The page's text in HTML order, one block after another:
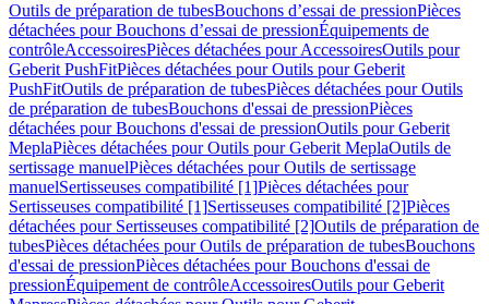
Outils de préparation de tubesBouchons d’essai de pressionPièces
détachées pour Bouchons d’essai de pressionÉquipements de
contrôleAccessoiresPièces détachées pour AccessoiresOutils pour
Geberit PushFitPièces détachées pour Outils pour Geberit
PushFitOutils de préparation de tubesPièces détachées pour Outils
de préparation de tubesBouchons d'essai de pressionPièces
détachées pour Bouchons d'essai de pressionOutils pour Geberit
MeplaPièces détachées pour Outils pour Geberit MeplaOutils de
sertissage manuelPièces détachées pour Outils de sertissage
manuelSertisseuses compatibilité [1]Pièces détachées pour
Sertisseuses compatibilité [1]Sertisseuses compatibilité [2]Pièces
détachées pour Sertisseuses compatibilité [2]Outils de préparation de
tubesPièces détachées pour Outils de préparation de tubesBouchons
d'essai de pressionPièces détachées pour Bouchons d'essai de
pressionÉquipement de contrôleAccessoiresOutils pour Geberit